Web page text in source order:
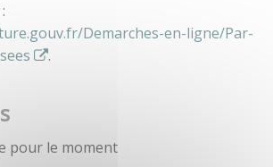
Demarches-en-ligne/Par-
.
pour le moment